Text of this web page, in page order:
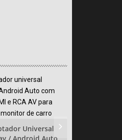
Universal